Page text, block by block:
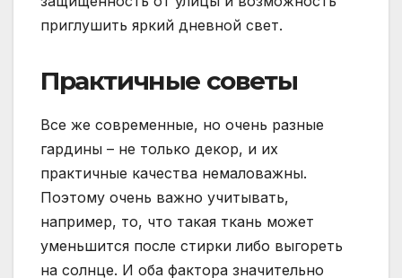
приглушить яркий дневной свет.
Практичные советы
Все же современные, но очень разные
гардины – не только декор, и их
практичные качества немаловажны.
Поэтому очень важно учитывать,
например, то, что такая ткань может
уменьшится после стирки либо выгореть
на солнце. И оба фактора значительно